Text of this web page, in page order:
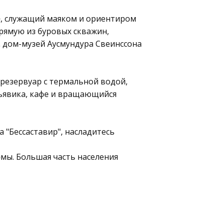
служащий маяком и ориентиром
из буровых скважин,
музей Аусмундура Свеинссона
с термальной водой,
кафе и вращающийся
насладитесь
Большая часть населения